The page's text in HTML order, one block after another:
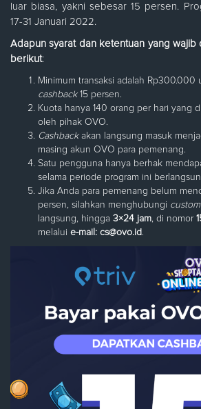
luar biasa, yakni sebesar 15 persen.
17-31 Januari 2022.
Adapun syarat dan ketentuan yang wajib
berikut:
Minimum transaksi adalah Rp300.000
cashback 15 persen.
Kuota hanya 140 orang per hari yang
oleh pihak OVO.
Cashback akan langsung masuk
masing akun OVO para pemenang.
Satu pengguna hanya berhak
selama periode program ini
Jika Anda para pemenang belum
persen, silahkan menghubungi
langsung, hingga 3×24 jam , di nomor
melalui e-mail: cs@ovo.id